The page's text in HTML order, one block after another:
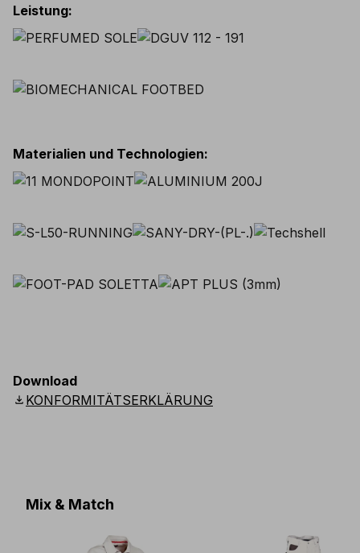
Leistung:
Materialien und Technologien:
Download
download KONFORMITÄTSERKLÄRUNG
Mix & Match